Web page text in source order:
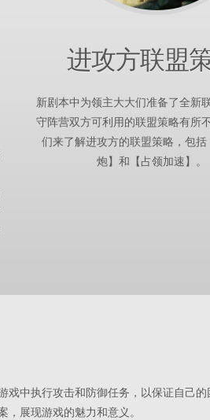
进攻方联盟
新剧本中为领主大大们准备了全新
守阵营双方可利用的联盟策略有所
们来了解进攻方的联盟策略，包括
炮】和【占领加速】。
戏中执行攻击和防御任务，以保证自己
，展现游戏的魅力和意义。